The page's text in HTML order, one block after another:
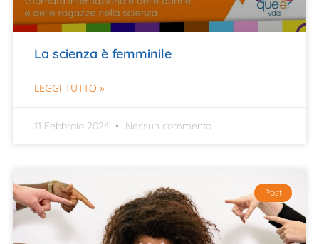
La scienza è femminile
LEGGI TUTTO »
11 Febbraio 2024 Nessun commento
Post